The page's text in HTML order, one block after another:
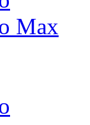
Max